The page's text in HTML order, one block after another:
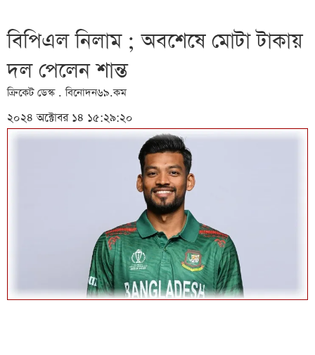
বিপিএল নিলাম ; অবশেষে মোটা টাকায়
দল পেলেন শান্ত
ক্রিকেট ডেস্ক . বিনোদন৬৯.কম
২০২৪ অক্টোবর ১৪ ১৫:২৯:২০